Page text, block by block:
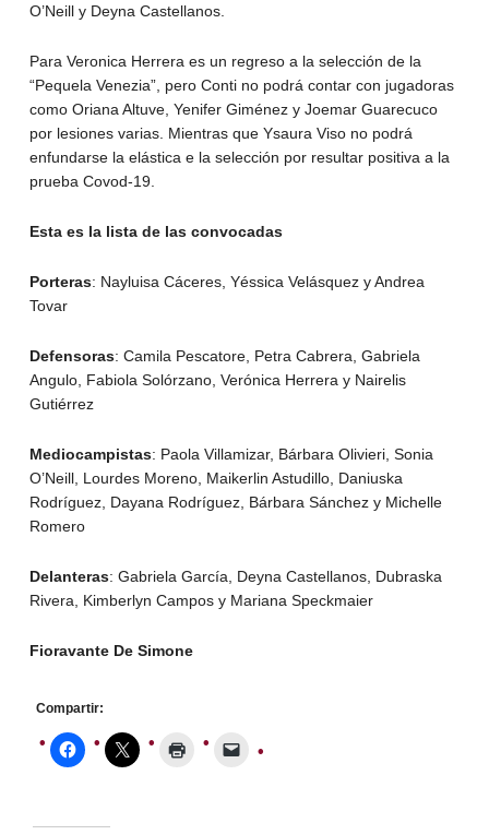
O’Neill y Deyna Castellanos.
Para Veronica Herrera es un regreso a la selección de la
“Pequela Venezia”, pero Conti no podrá contar con jugadoras
como Oriana Altuve, Yenifer Giménez y Joemar Guarecuco
por lesiones varias. Mientras que Ysaura Viso no podrá
enfundarse la elástica e la selección por resultar positiva a la
prueba Covod-19.
Esta es la lista de las convocadas
Porteras: Nayluisa Cáceres, Yéssica Velásquez y Andrea
Tovar
Defensoras: Camila Pescatore, Petra Cabrera, Gabriela
Angulo, Fabiola Solórzano, Verónica Herrera y Nairelis
Gutiérrez
Mediocampistas: Paola Villamizar, Bárbara Olivieri, Sonia
O’Neill, Lourdes Moreno, Maikerlin Astudillo, Daniuska
Rodríguez, Dayana Rodríguez, Bárbara Sánchez y Michelle
Romero
Delanteras: Gabriela García, Deyna Castellanos, Dubraska
Rivera, Kimberlyn Campos y Mariana Speckmaier
Fioravante De Simone
Compartir: